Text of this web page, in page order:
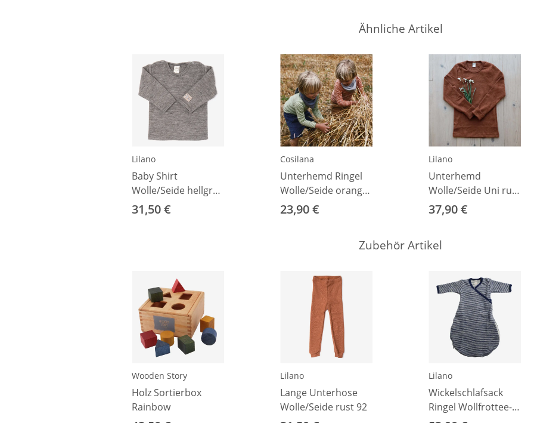
Ähnliche Artikel
Lilano
Baby Shirt
Wolle/Seide hellgrau
56
31,50 €
Cosilana
Unterhemd Ringel
Wolle/Seide orange
Ringel 92
23,90 €
Lilano
Unterhemd
Wolle/Seide Uni rust
98
37,90 €
Zubehör Artikel
Wooden Story
Holz Sortierbox
Rainbow
Lilano
Lange Unterhose
Wolle/Seide rust 92
Lilano
Wickelschlafsack
Ringel Wollfrottee-